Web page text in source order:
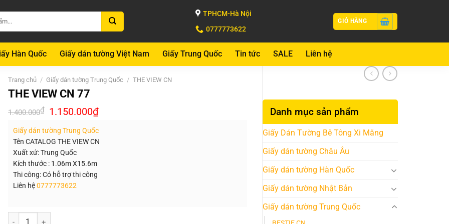
TPHCM-Hà Nội
0777773622
GIỎ HÀNG
Hàn Quốc Giấy dán tường Việt Nam Giấy Trung Quốc Tin tức SALE Liên hệ
Danh mục sản phẩm
Giấy Dán Tường Bê Tông Xi Măng
Giấy dán tường Châu Âu
Giấy dán tường Hàn Quốc
Giấy dán tường Nhật Bản
Giấy dán tường Trung Quốc
Trang chủ / Giấy dán tường Trung Quốc / THE VIEW CN
THE VIEW CN 77
1.400.000₫ Giá
gốc
1.400.000₫.
1.150.000₫Giá
hiện
là:
1.150.000₫.
Giấy dán tường Trung Quốc
Tên CATALOG THE VIEW CN
Xuất xứ: Trung Quốc
Kích thước : 1.06m X15.6m
Thi công: Có hỗ trợ thi công
Liên hệ0777773622
Số lượng